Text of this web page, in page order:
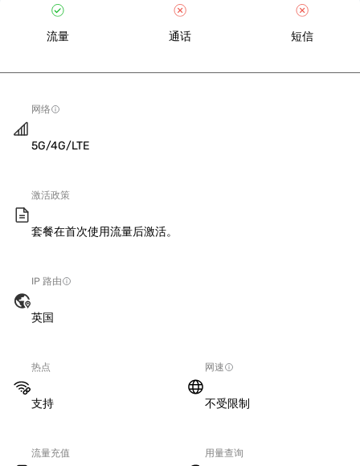
流量 通话 短信
网络
5G/4G/LTE
激活政策
套餐在首次使用流量后激活。
IP 路由
英国
热点
支持
网速
不受限制
流量充值 用量查询